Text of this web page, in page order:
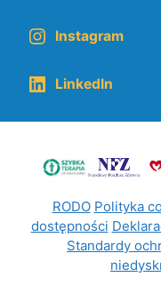
Instagram
LinkedIn
RODO Polityka
dostępności
Standardy